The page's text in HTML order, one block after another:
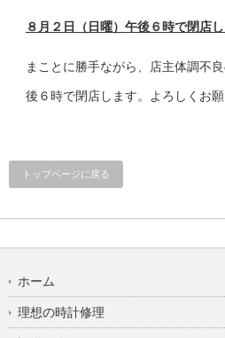
８月２日（日曜）午後６時で閉店し
まことに勝手ながら、店主体調不
後６時で閉店します。よろしくお願
トップページに戻る
ホーム
理想の時計修理